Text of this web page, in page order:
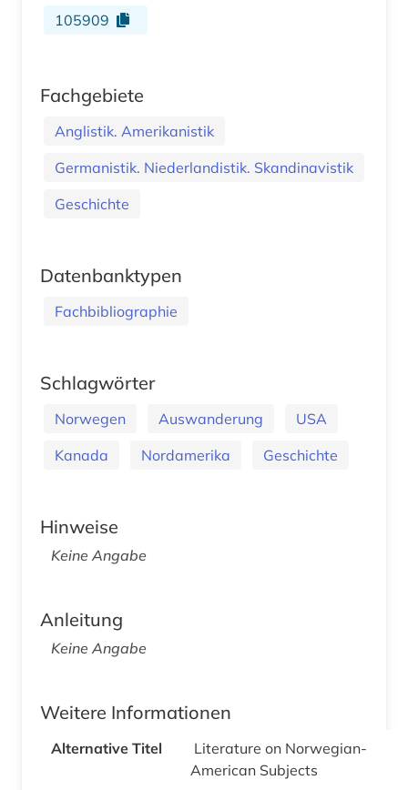
105909
Fachgebiete
Anglistik. Amerikanistik
Germanistik. Niederlandistik. Skandinavistik
Geschichte
Datenbanktypen
Fachbibliographie
Schlagwörter
Norwegen Auswanderung
USA
Kanada
Nordamerika Geschichte
Hinweise
Keine Angabe
Anleitung
Keine Angabe
Weitere Informationen
Alternative Titel
Literature on Norwegian-
American Subjects